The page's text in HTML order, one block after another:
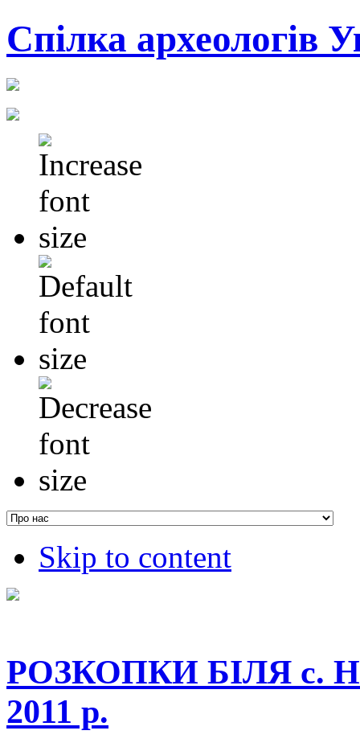
Cпілка археологів
Skip to content
РОЗКОПКИ БІЛЯ с.
2011 р.